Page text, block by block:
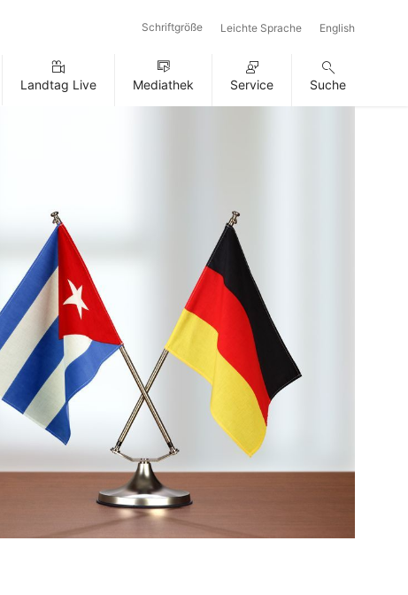
Schriftgröße Leichte Sprache English
Landtag Live Mediathek Service Suche